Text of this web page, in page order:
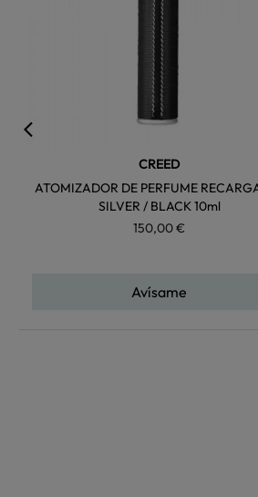
CREED
ATOMIZADOR DE PERFUME
SILVER / BLACK 10ml
150,00 €
Avísame